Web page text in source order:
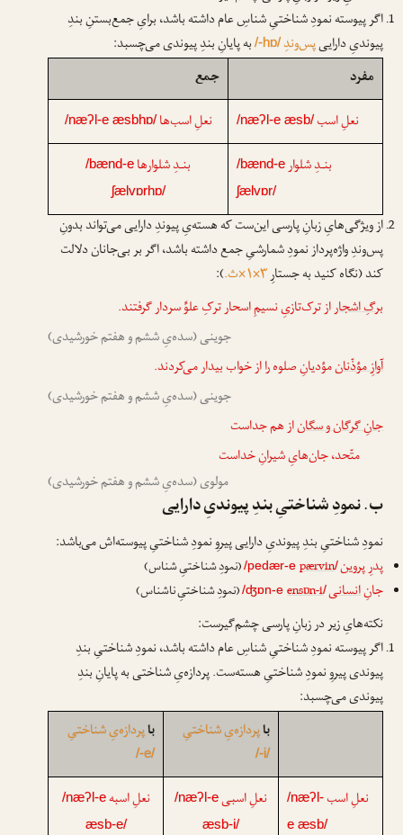
اگر پیوسته نمودِ شناختیِ شناسِ عام داشته باشد، برایِ جمع‌بستنِ بندِ
پیوندیِ داراییپس‌وندِ/-hɒ/به پایانِ بندِ پیوندی می‌چسبد:
مفرد جمع
نعلِ اسب/næʔl-e æsb/ نعلِ اسب‌ها /næʔl-e æsbhɒ/
بنـدِ شلوار /bænd-e
ʃælvɒr/
بنـدِ شلوارها /bænd-e
ʃælvɒrhɒ/
از ویژگی‌هایِ زبانِ پارسی این‌ست که هسته‌یِ پیوندِ دارایی می‌تواند بدونِ
پس‌وندِ واژه‌پرداز نمودِ شمارشیِ جمع داشته باشد، اگر بر بی‌جانان دلالت
کند (نگاه کنید به جستارِ۳×۱×ث.
):
برگِ اشجاراز ترک‌تازیِ نسیمِ اسحار ترکِ علوِّ سردار گرفتند.
جوینی (سده‌یِ ششم و هفتم خورشیدی)
آوازِ مؤذّنانمؤدیانِ صلوه را از خواب بیدار می‌کردند.
جوینی (سده‌یِ ششم و هفتم خورشیدی)
جانِ گرگان و سگاناز هم جداست
متّحد، جان‌هایِ شیرانِ خداست
مولوی (سده‌یِ ششم و هفتم خورشیدی)
ب. نمودِ شناختیِ بندِ پیوندیِ دارایی
نمودِ شناختیِ بندِ پیوندیِ دارایی پیروِ نمودِ شناختیِ پیوسته‌اش می‌باشد:
پدرِپروین /pedær-epærvin/ (نمودِ شناختیِ شناس)
جانِانسانی /ʤɒn-eensɒn-i/ (نمودِ شناختیِ ناشناس)
نکته‌هایِ زیر در زبانِ پارسی چشم‌گیرست:
اگر پیوسته نمودِ شناختیِ شناسِ عام داشته باشد، نمودِ شناختیِ بندِ
پیوندی پیروِ نمودِ شناختیِ هسته‌ست. پردازه‌یِ شناختی به پایانِ بندِ
پیوندی می‌چسبد:
باپردازه‌یِ شناختیِ
/-i/
باپردازه‌یِ شناختیِ
/-e/
نعلِ اسب /næʔl-
e æsb/
نعلِ اسبی /næʔl-e
æsb-i/
نعلِ اسبه/næʔl-e
æsb-e/